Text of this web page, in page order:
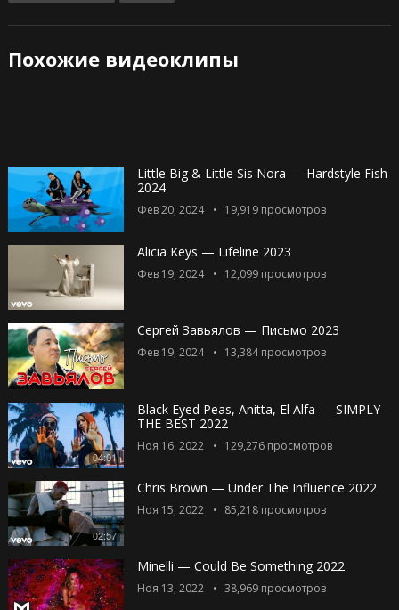
Похожие видеоклипы
Little Big & Little Sis Nora — Hardstyle Fish
2024
Фев 20, 2024 19,919просмотров
Alicia Keys — Lifeline 2023
Фев 19, 2024 12,099просмотров
Сергей Завьялов — Письмо 2023
Фев 19, 2024 13,384просмотров
04:01
Black Eyed Peas, Anitta, El Alfa — SIMPLY
THE BEST 2022
Ноя 16, 2022 129,276просмотров
02:57
Chris Brown — Under The Influence 2022
Ноя 15, 2022 85,218просмотров
Minelli — Could Be Something 2022
Ноя 13, 2022 38,969просмотров